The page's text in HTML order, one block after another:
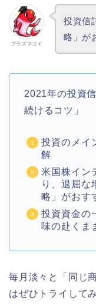
プラズマコイ
投資信
略」が
2021年の投資
続けるコツ」
投資のメイ
解
米国株イン
り、退屈な
略」がおす
投資資金の
味の赴くま
毎月淡々と「同じ
はぜひトライして